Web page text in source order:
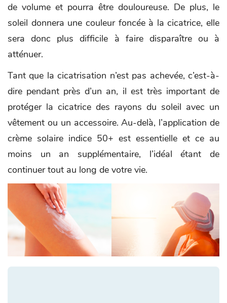
de volume et pourra être douloureuse. De plus, le
soleil donnera une couleur foncée à la cicatrice, elle
sera donc plus difficile à faire disparaître ou à
atténuer.
Tant que la cicatrisation n’est pas achevée, c’est-à-
dire pendant près d’un an, il est très important de
protéger la cicatrice des rayons du soleil avec un
vêtement ou un accessoire. Au-delà, l’application de
crème solaire indice 50+ est essentielle et ce au
moins un an supplémentaire, l’idéal étant de
continuer tout au long de votre vie.